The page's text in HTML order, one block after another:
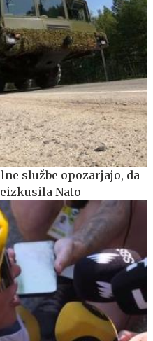
službe opozarjajo, da
Nato